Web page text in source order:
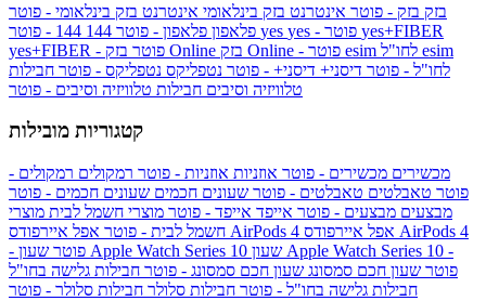
בזק בזק - פוטר אינטרנט בזק בינלאומי אינטרנט בזק בינלאומי - פוטר
פלאפון פלאפון - פוטר 144 yes
yes+FIBER
yes+FIBER - פוטר בזק Online
esim
לחו"ל - פוטר דיסני+ דיסני+ - פוטר נטפליקס נטפליקס - פוטר חבילות
טלוויזיה וסיבים חבילות טלוויזיה וסיבים - פוטר
קטגוריות מובילות
מכשירים מכשירים - פוטר אוזניות אוזניות - פוטר רמקולים רמקולים -
פוטר טאבלטים טאבלטים - פוטר שעונים חכמים שעונים חכמים - פוטר
מבצעים מבצעים - פוטר אייפד אייפד - פוטר מוצרי חשמל לבית מוצרי
חשמל לבית - פוטר אפל איירפודס AirPods 4 אפל איירפודס AirPods 4
- פוטר שעון Apple Watch Series 10 שעון Apple Watch Series 10 -
פוטר שעון חכם סמסונג שעון חכם סמסונג - פוטר חבילות גלישה בחו"ל
חבילות גלישה בחו"ל - פוטר חבילות סלולר חבילות סלולר - פוטר